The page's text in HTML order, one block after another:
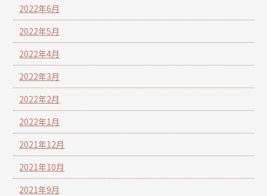
2022年6月
2022年5月
2022年4月
2022年3月
2022年2月
2022年1月
2021年12月
2021年10月
2021年9月